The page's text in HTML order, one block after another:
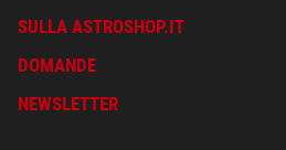
SULLA ASTROSHOP.IT
DOMANDE
NEWSLETTER